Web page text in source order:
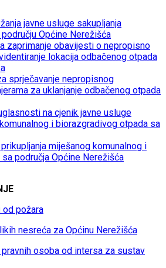
javne usluge sakupljanja
Općine Nerežišća
zaprimanje obavijesti o nepropisno
lokacija odbačenog otpada
sprječavanje nepropisnog
za uklanjanje odbačenog otpada
na cjenik javne usluge
i biorazgradivog otpada sa
miješanog komunalnog i
područja Općine Nerežišća
od požara
nesreća za Općinu Nerežišća
osoba od intersa za sustav